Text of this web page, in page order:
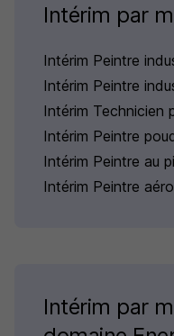
Intérim par
Intérim Peintre
Intérim Peintre
Intérim Technicien
Intérim Peintre
Intérim Peintre au
Intérim Peintre
Intérim par